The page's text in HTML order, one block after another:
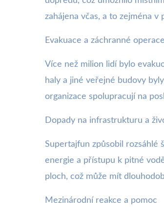
zahájena včas, a to zejména
Evakuace a záchranné operace
Více než milion lidí bylo
haly a jiné veřejné budovy
organizace spolupracují na
Dopady na infrastrukturu a
Supertajfun způsobil rozsáhlé
energie a přístupu k pitné
ploch, což může mít
Mezinárodní reakce a pomoc